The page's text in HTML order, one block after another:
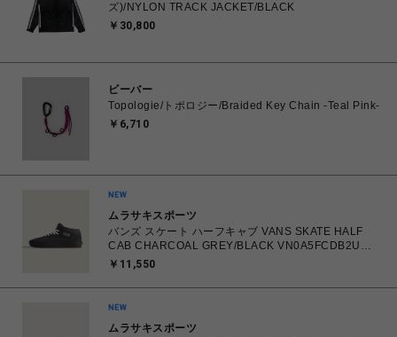
ズ)/NYLON TRACK JACKET/BLACK
￥30,800
ビーバー
Topologie/トポロジー/Braided Key Chain -Teal Pink-
￥6,710
ムラサキスポーツ
バンズ スケート ハーフキャブ VANS SKATE HALF
CAB CHARCOAL GREY/BLACK VN0A5FCDB2U
26.0㎝～28.0㎝ スニーカー メンズ シューズ
く】
￥11,550
ムラサキスポーツ